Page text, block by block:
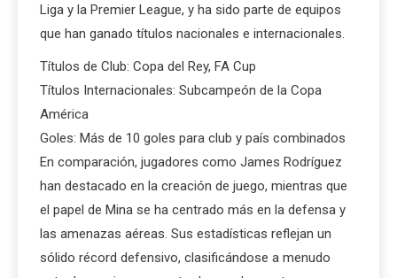
Liga y la Premier League, y ha sido parte de equipos
que han ganado títulos nacionales e internacionales.
Títulos de Club: Copa del Rey, FA Cup
Títulos Internacionales: Subcampeón de la Copa
América
Goles: Más de 10 goles para club y país combinados
En comparación, jugadores como James Rodríguez
han destacado en la creación de juego, mientras que
el papel de Mina se ha centrado más en la defensa y
las amenazas aéreas. Sus estadísticas reflejan un
sólido récord defensivo, clasificándose a menudo